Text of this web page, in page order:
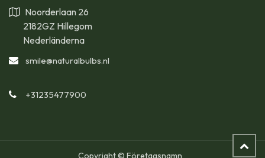
Noorderlaan 26
2182GZ Hillegom
Nederländerna
smile@naturalbulbs.nl
+31235477900
Copyright © Företagsnamn